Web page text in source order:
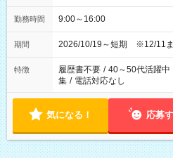
勤務時間 9:00～16:00
期間 2026/10/19～短期 ※12/11
特徴 履歴書不要 / 40～50代活躍中
集 / 電話対応なし
気になる！ 応募